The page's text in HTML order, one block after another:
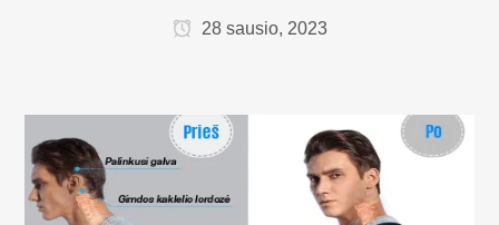
28 sausio, 2023